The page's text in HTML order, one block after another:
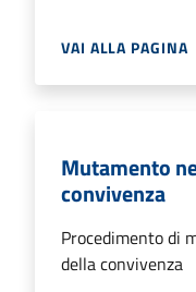
VAI ALLA PAGINA
Mutamento
convivenza
Procedimento di
della convivenza